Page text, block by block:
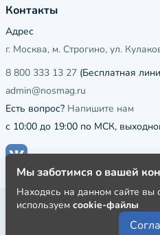
Контакты
Адрес
г. Москва, м. Строгино, ул.
8 800 333 13 27 (Бесплатная
admin@nosmag.ru
Есть вопрос? Напишите нам
с 10:00 до 19:00 по МСК,
Публичная оферта
Пользовательское соглашение
Мы заботимся о вашей
Находясь на данном сайте вы
используем cookie-файлы